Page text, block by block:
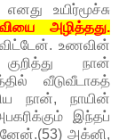
உயிர்மூச்சு
அழித்தது.
உணவின்
நான்
வீடுவீடாகத்
நான், நாயின்
இந்தப்
அக்னி,